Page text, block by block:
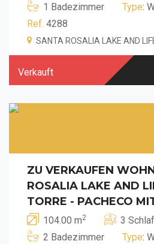
1 Badezimmer
Type:
Ref. 4288
SANTA ROSALIA LAKE AND
Verkauft
ZU VERKAUFEN
ROSALIA LAKE AND
TORRE - PACHECO
104.00 m2
3
2 Badezimmer
Type: